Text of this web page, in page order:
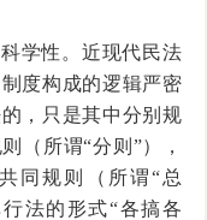
学性。近现代民法
度构成的逻辑严密
，只是其中分别规
（所谓“分则”），
同规则（所谓“总
法的形式“各搞各